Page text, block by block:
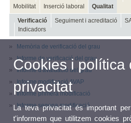
Mobilitat
Inserció laboral Qualitat
Verificació Seguiment i acreditació
Indicadors
Memòria de verificació del grau
Informe de verificació del grau
Informe d'avaluació del grau
Informe modificació AVAP
Informe primera modificació
Informe segona modificació
Cookies i política
privacitat
La teva privacitat és important
t'informem que utilitzem cookies